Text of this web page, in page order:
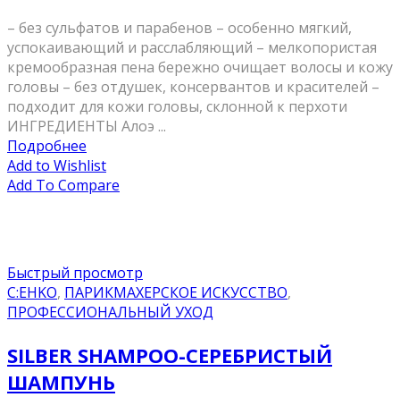
– без сульфатов и парабенов – особенно мягкий,
успокаивающий и расслабляющий – мелкопористая
кремообразная пена бережно очищает волосы и кожу
головы – без отдушек, консервантов и красителей –
подходит для кожи головы, склонной к перхоти
ИНГРЕДИЕНТЫ Алоэ ...
Подробнее
Add to Wishlist
Add To Compare
Быстрый просмотр
C:EHKO, ПАРИКМАХЕРСКОЕ ИСКУССТВО,
ПРОФЕССИОНАЛЬНЫЙ УХОД
SILBER SHAMPOO-СЕРЕБРИСТЫЙ
ШАМПУНЬ